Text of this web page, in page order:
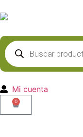
Mi cuenta
0